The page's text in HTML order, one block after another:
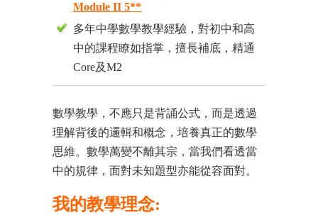
Module II 5**
多年中學數學教學經驗，對初中和高
中的課程瞭如指掌，擅長補底，精通
Core及M2
數學教學，不應只是背誦公式，而是透過
理解背後的邏輯和概念，培養真正的數學
思維。數學萬變不離其宗，當我們看透當
中的規律，面對未知題型亦能從容面對。
我的教學理念: